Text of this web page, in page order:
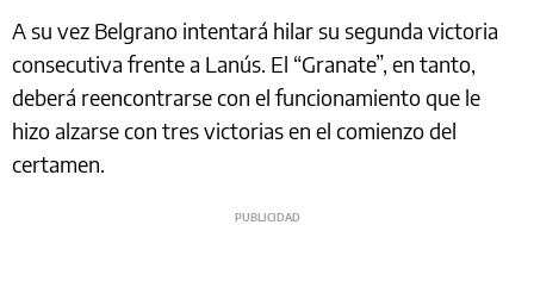
A su vez Belgrano intentará hilar su segunda victoria
consecutiva frente a Lanús. El “Granate”, en tanto,
deberá reencontrarse con el funcionamiento que le
hizo alzarse con tres victorias en el comienzo del
certamen.